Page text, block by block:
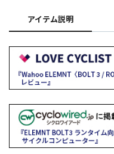
アイテム説明